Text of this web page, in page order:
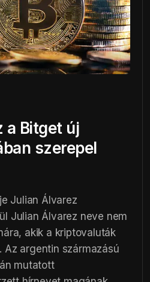
a Bitget új
szerepel
Julian Álvarez
Julian Álvarez neve nem
akik a kriptovaluták
Az argentin származású
mutatott